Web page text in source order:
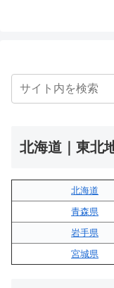
北海道｜東北
北海道
青森県
岩手県
宮城県